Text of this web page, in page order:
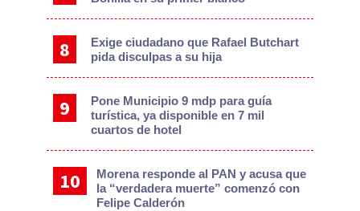
Exige ciudadano que Rafael Butchart
pida disculpas a su hija
Pone Municipio 9 mdp para guía
turística, ya disponible en 7 mil
cuartos de hotel
Morena responde al PAN y acusa que
la “verdadera muerte” comenzó con
Felipe Calderón